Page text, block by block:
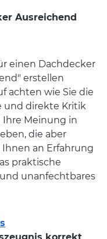
Ausreichend
einen Dachdecker
erstellen
achten wie Sie die
und direkte Kritik
Meinung in
die aber
an Erfahrung
praktische
unanfechtbares